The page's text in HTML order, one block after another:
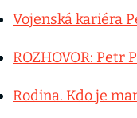
Vojenská kariéra
ROZHOVOR: Petr
Rodina. Kdo je